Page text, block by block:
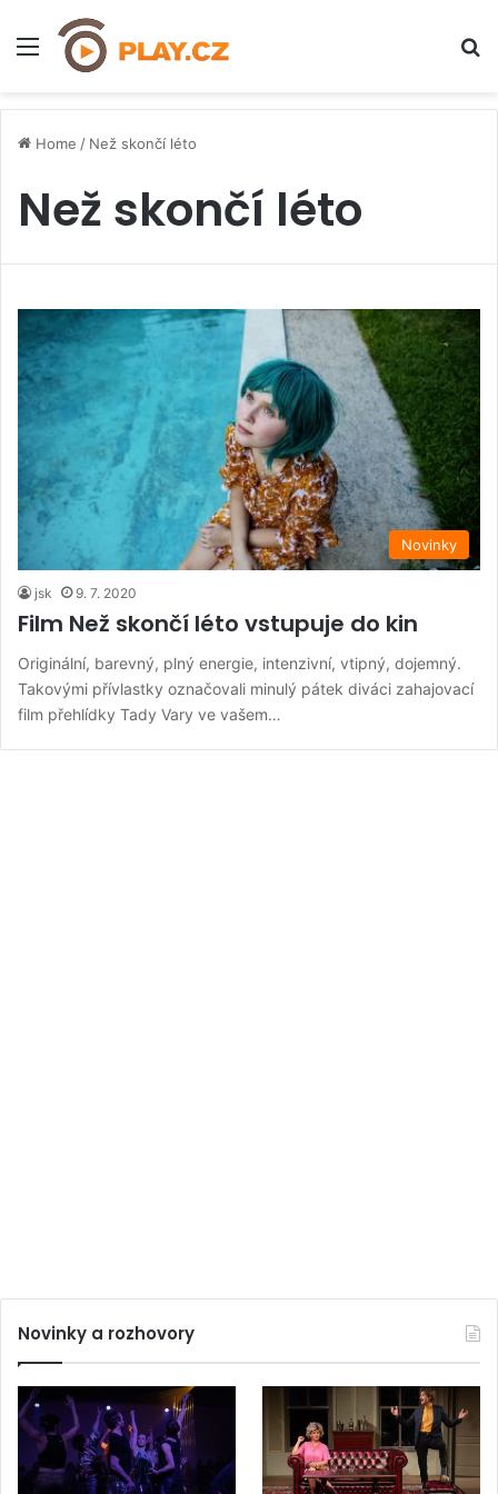
Menu
Home / Než skončí léto
Než skončí léto
Novinky
jsk 9. 7. 2020
Film Než skončí léto vstupuje do kin
Originální, barevný, plný energie, intenzivní, vtipný, dojemný.
Takovými přívlastky označovali minulý pátek diváci zahajovací
film přehlídky Tady Vary ve vašem…
Novinky a rozhovory